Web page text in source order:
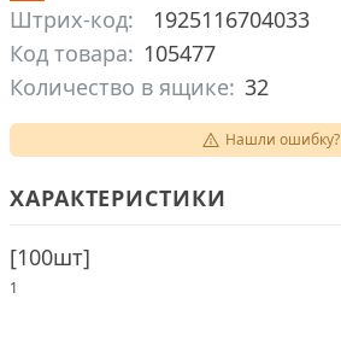
Штрих-код:
1925116704033
Код товара: 105477
Количество в ящике: 32
Нашли ошибку?
ХАРАКТЕРИСТИКИ
[100шт]
1